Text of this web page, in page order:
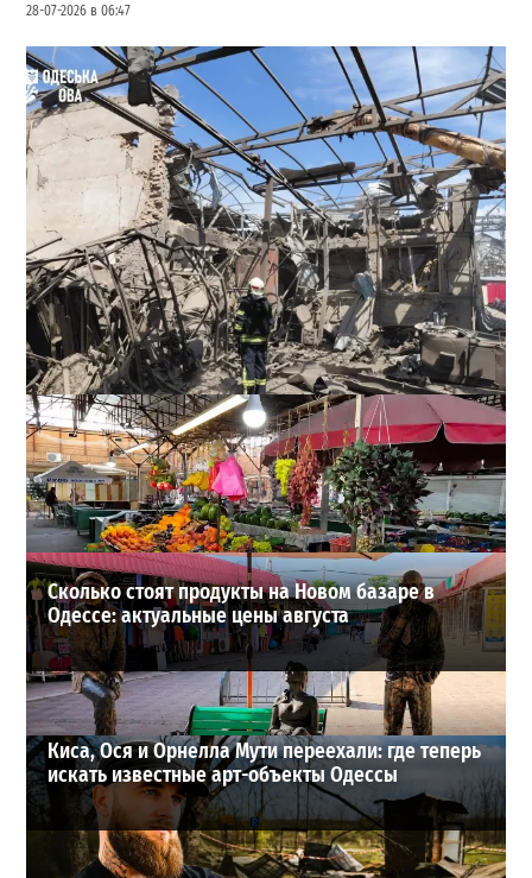
28-07-2026 в 06:47
В Одессе выросло число пострадавших после атаки
реактивных дронов (фото)
2
24-07-2026 в 14:29
ВИБОР РЕДАКЦИИ
Сколько стоят продукты на Новом базаре в
Одессе: актуальные цены августа
Киса, Ося и Орнелла Мути переехали: где теперь
искать известные арт-объекты Одессы